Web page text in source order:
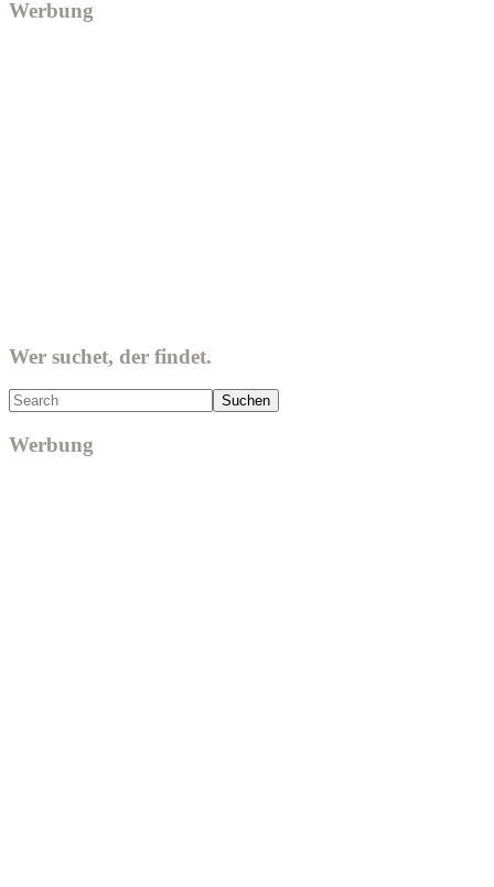
Werbung
Wer suchet, der findet.
Search
Werbung